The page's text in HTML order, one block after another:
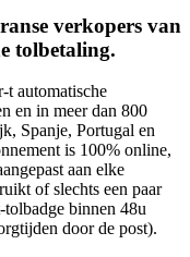
verkopers van
tolbetaling.
automatische
en in meer dan 800
Spanje, Portugal en
is 100% online,
aan elke
of slechts een paar
binnen 48u
door de post).